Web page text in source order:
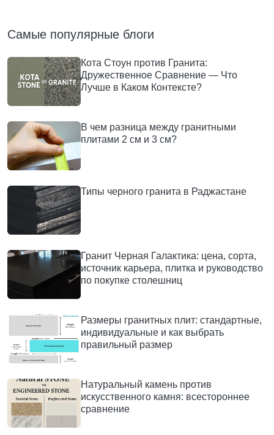
Самые популярные блоги
Кота Стоун против Гранита:
Дружественное Сравнение — Что
Лучше в Каком Контексте?
В чем разница между гранитными
плитами 2 см и 3 см?
Типы черного гранита в Раджастане
Гранит Черная Галактика: цена, сорта,
источник карьера, плитка и руководство
по покупке столешниц
Размеры гранитных плит: стандартные,
индивидуальные и как выбрать
правильный размер
Натуральный камень против
искусственного камня: всестороннее
сравнение